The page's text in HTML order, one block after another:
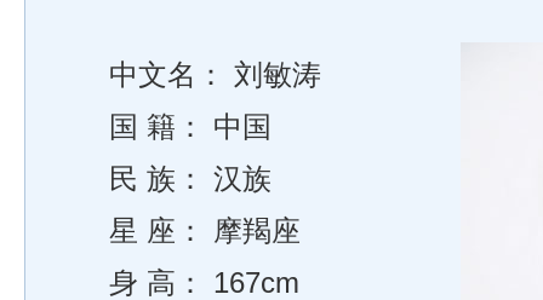
中文名： 刘敏涛
国 籍： 中国
民 族： 汉族
星 座： 摩羯座
身 高： 167cm